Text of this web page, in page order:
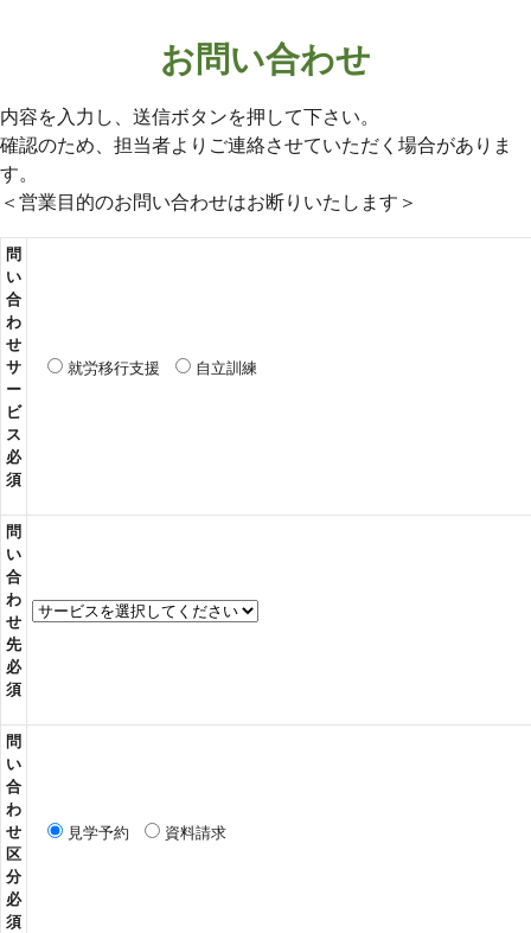
お問い合わせ
内容を入力し、送信ボタンを押して下さい。
確認のため、担当者よりご連絡させていただく場合がありま
す。
＜営業目的のお問い合わせはお断りいたします＞
こ
の
フ
ィ
ー
ル
ド
は
空
ま
ま
に
し
て
く
だ
さ
い
。
問
い
合
わ
せ
サ
ー
ビ
ス
必
須
就労移行支援 自立訓練
問
い
合
わ
せ
先
必
須
問
い
合
わ
せ
区
分
必
須
見学予約 資料請求